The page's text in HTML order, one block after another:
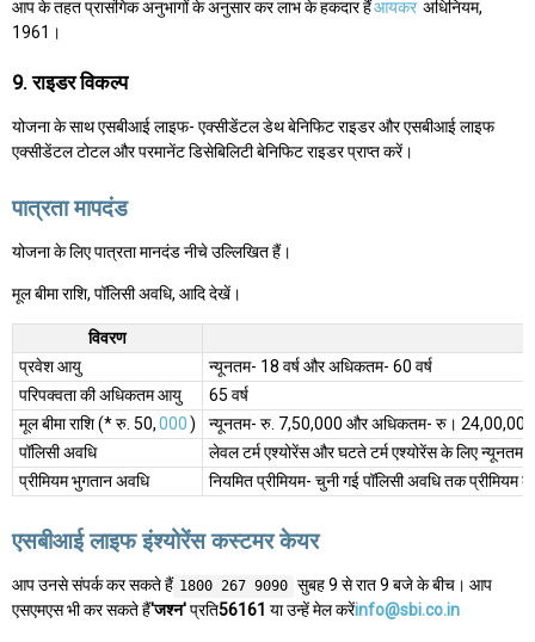
आप के तहत प्रासंगिक अनुभागों के अनुसार कर लाभ के हकदार हैंआयकर अधिनियम,
1961।
9. राइडर विकल्प
योजना के साथ एसबीआई लाइफ- एक्सीडेंटल डेथ बेनिफिट राइडर और एसबीआई लाइफ
एक्सीडेंटल टोटल और परमानेंट डिसेबिलिटी बेनिफिट राइडर प्राप्त करें।
पात्रता मापदंड
योजना के लिए पात्रता मानदंड नीचे उल्लिखित हैं।
मूल बीमा राशि, पॉलिसी अवधि, आदि देखें।
विवरण
प्रवेश आयु
न्यूनतम- 18 वर्ष और अधिकतम- 60 वर्ष
परिपक्वता की अधिकतम आयु
65 वर्ष
मूल बीमा राशि (* रु. 50,000)
न्यूनतम- रु. 7,50,000 और अधिकतम- रु। 24,00,000
पॉलिसी अवधि
लेवल टर्म एश्योरेंस और घटते टर्म एश्योरेंस के लिए
प्रीमियम भुगतान अवधि
नियमित प्रीमियम- चुनी गई पॉलिसी अवधि तक
एसबीआई लाइफ इंश्योरेंस कस्टमर केयर
आप उनसे संपर्क कर सकते हैं 1800 267 9090 सुबह 9 से रात 9 बजे के बीच। आप
एसएमएस भी कर सकते हैं'जश्न'प्रति56161 या उन्हें मेल करेंinfo@sbi.co.in